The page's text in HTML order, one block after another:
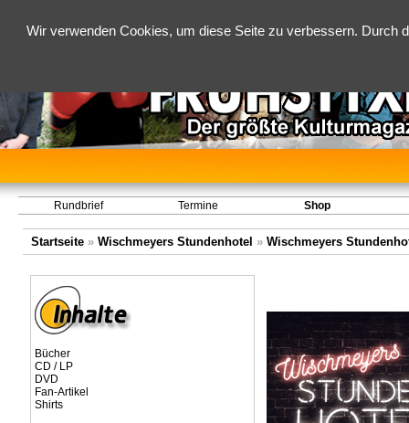
Wir verwenden Cookies, um diese Seite zu verbessern.
Rundbrief Termine Shop
Startseite» Wischmeyers Stundenhotel » Wischmeyers
Bücher
CD / LP
DVD
Fan-Artikel
Shirts